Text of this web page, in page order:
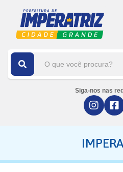
Siga-nos nas